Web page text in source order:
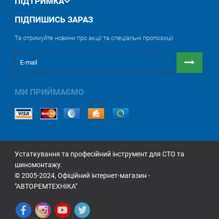
ПІДПИШИСЬ ЗАРАЗ
Та отримуйте новини про акції та спеціальні пропозиції
МИ ПРИЙМАЄМО
Устаткування та професійний інструмент для СТО та
шиномонтажу.
© 2005-2024, Офіційний інтернет-магазин -
"АВТОРЕМТЕХНІКА"